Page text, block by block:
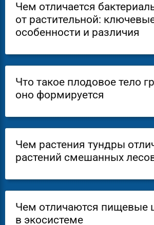
Чем отличается
от растительной:
особенности и различия
Что такое плодовое тело
оно формируется
Чем растения тундры
растений смешанных
Чем отличаются пищевые
в экосистеме